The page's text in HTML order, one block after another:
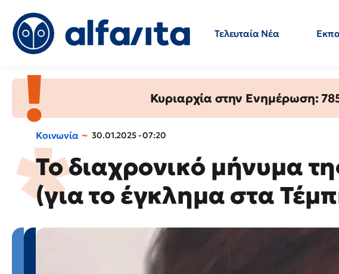
Τελευταία Νέα
Κυριαρχία στην Ενημέρωση:
Κοινωνία 30.01.2025 - 07:20
Το διαχρονικό μήνυμα
(για το έγκλημα στα